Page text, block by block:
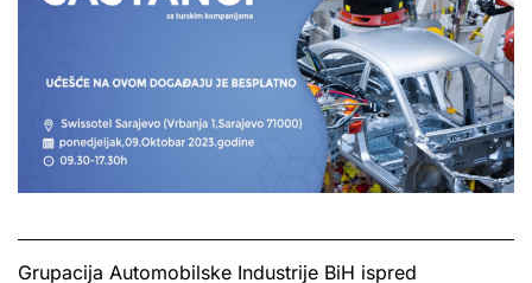
Grupacija Automobilske Industrije BiH ispred